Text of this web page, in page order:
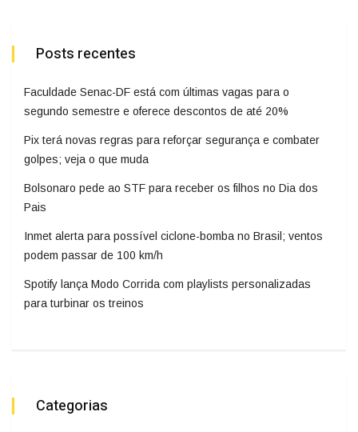
Posts recentes
Faculdade Senac-DF está com últimas vagas para o
segundo semestre e oferece descontos de até 20%
Pix terá novas regras para reforçar segurança e combater
golpes; veja o que muda
Bolsonaro pede ao STF para receber os filhos no Dia dos
Pais
Inmet alerta para possível ciclone-bomba no Brasil; ventos
podem passar de 100 km/h
Spotify lança Modo Corrida com playlists personalizadas
para turbinar os treinos
Categorias